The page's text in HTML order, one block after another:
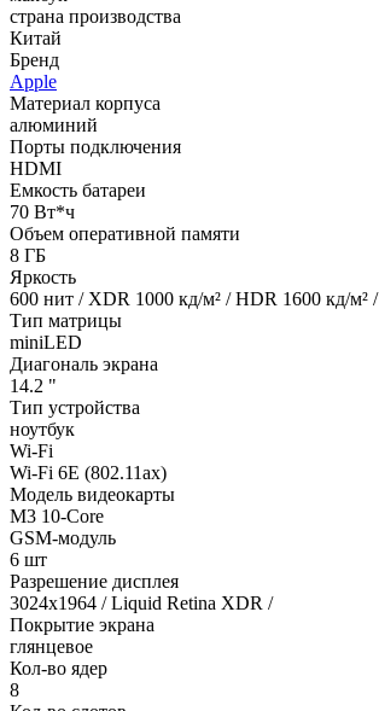
страна производства
Китай
Бренд
Apple
Материал корпуса
алюминий
Порты подключения
HDMI
Емкость батареи
70 Вт*ч
Объем оперативной памяти
8 ГБ
Яркость
600 нит / XDR 1000 кд/м² / HDR 1600 кд/м² /
Тип матрицы
miniLED
Диагональ экрана
14.2 "
Тип устройства
ноутбук
Wi-Fi
Wi-Fi 6E (802.11ax)
Модель видеокарты
M3 10-Core
GSM-модуль
6 шт
Разрешение дисплея
3024x1964 / Liquid Retina XDR /
Покрытие экрана
глянцевое
Кол-во ядер
8